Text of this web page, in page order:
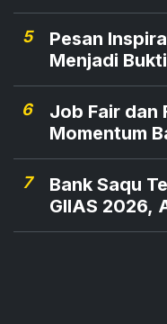
5
Pesan
Menjadi
6
Job Fair dan
Momentum
7
Bank Saqu
GIIAS 2026,